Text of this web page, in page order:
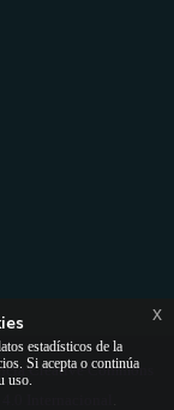
Creative Commons
Internacional
estadísticos de la
Si acepta o continúa
uso.
x